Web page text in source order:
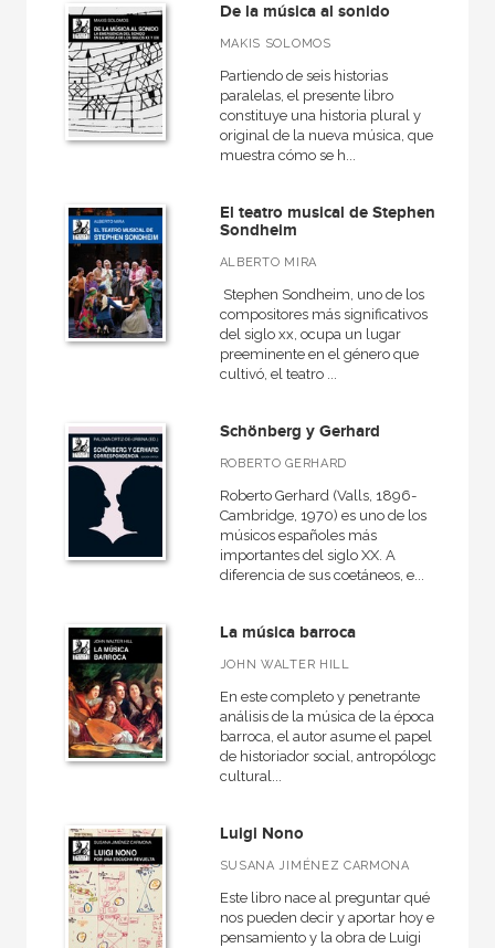
MATERIAS
Actualidad
Ciencias humanas y sociales
Ciencias naturales y técnicas
Infantil y juvenil
No - Ficción
Ocio
Salud
NUESTROS FORMATOS
Rústica
CATÁLOGOS PDF
De la música al sonido
MAKIS SOLOMOS
Partiendo de seis historias
paralelas, el presente libro
constituye una historia plural y
original de la nueva música, que
muestra cómo se h...
El teatro musical de Stephen
Sondheim
ALBERTO MIRA
Stephen Sondheim, uno de los
compositores más significativos
del siglo xx, ocupa un lugar
preeminente en el género que
cul­tivó, el teatro ...
Schönberg y Gerhard
ROBERTO GERHARD
Roberto Gerhard (Valls, 1896-
Cambridge, 1970) es uno de los
músicos españoles más
importantes del siglo XX. A
diferencia de sus coetáneos, e...
La música barroca
JOHN WALTER HILL
En este completo y penetrante
análisis de la música de la época
barroca, el autor asume el papel
de historiador social, antropólogo
cultural...
Luigi Nono
SUSANA JIMÉNEZ CARMONA
Este libro nace al preguntar qué
nos pueden decir y aportar hoy el
pensamiento y la obra de Luigi